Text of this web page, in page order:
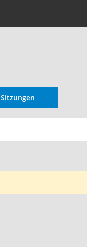
Sitzungen